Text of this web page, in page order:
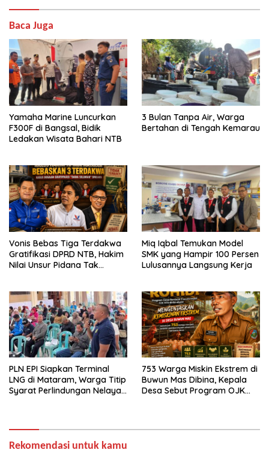
Baca Juga
Yamaha Marine Luncurkan
F300F di Bangsal, Bidik
Ledakan Wisata Bahari NTB
3 Bulan Tanpa Air, Warga
Bertahan di Tengah Kemarau
Vonis Bebas Tiga Terdakwa
Gratifikasi DPRD NTB, Hakim
Nilai Unsur Pidana Tak
Miq Iqbal Temukan Model
SMK yang Hampir 100 Persen
Lulusannya Langsung Kerja
PLN EPI Siapkan Terminal
LNG di Mataram, Warga Titip
Syarat Perlindungan Nelayan
753 Warga Miskin Ekstrem di
Buwun Mas Dibina, Kepala
Desa Sebut Program OJK
Rekomendasi untuk kamu